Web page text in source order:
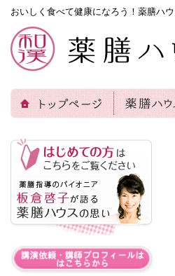
おいしく食べて健康になろう！薬膳ハ